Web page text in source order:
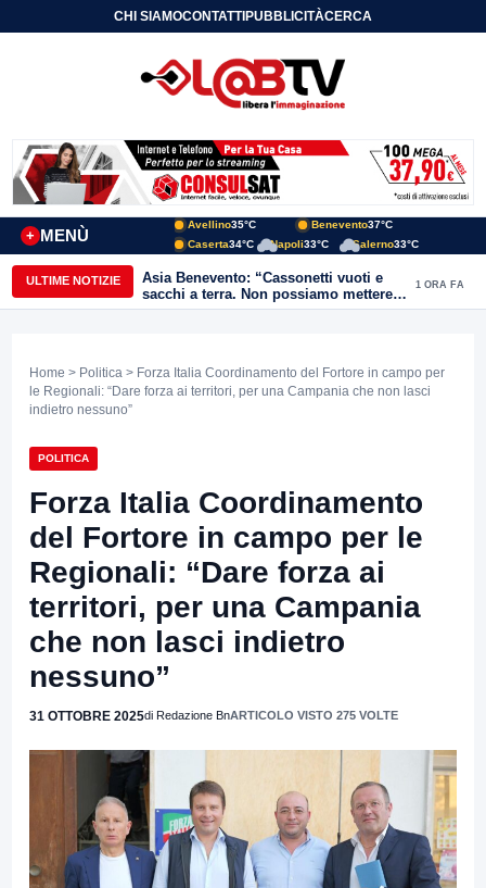
CHI SIAMOCONTATTIPUBBLICITÀCERCA
MENÙ
+
Avellino35°C Benevento37°C
Caserta34°C Napoli33°C Salerno33°C
ULTIME NOTIZIE
Asia Benevento: “Cassonetti vuoti e
sacchi a terra. Non possiamo mettere
una toppa alla mancanza di rispetto”
1 ORA FA
Home > Politica > Forza Italia Coordinamento del Fortore in campo per
le Regionali: “Dare forza ai territori, per una Campania che non lasci
indietro nessuno”
POLITICA
Forza Italia Coordinamento
del Fortore in campo per le
Regionali: “Dare forza ai
territori, per una Campania
che non lasci indietro
nessuno”
31 OTTOBRE 2025di Redazione BnARTICOLO VISTO 275 VOLTE